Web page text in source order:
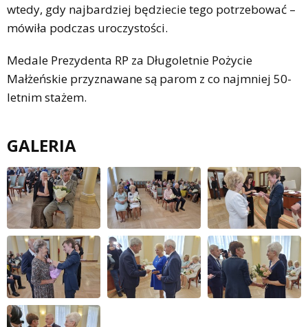
wtedy, gdy najbardziej będziecie tego potrzebować –
mówiła podczas uroczystości.
Medale Prezydenta RP za Długoletnie Pożycie
Małżeńskie przyznawane są parom z co najmniej 50-
letnim stażem.
GALERIA